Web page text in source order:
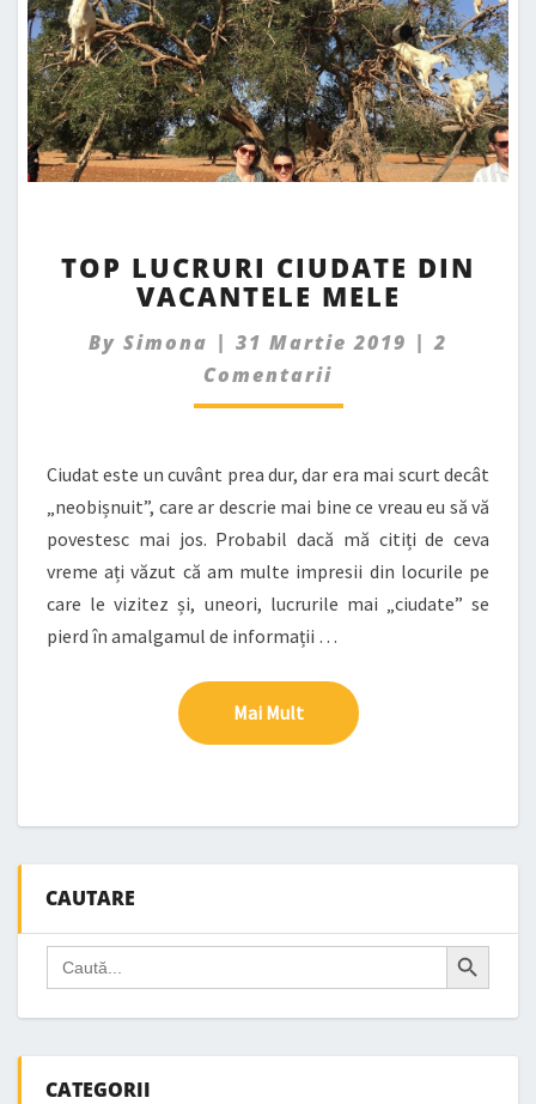
LUCRURI
CIUDATE
VACANTELE
MELE
TOP LUCRURI CIUDATE DIN
VACANTELE MELE
By Simona | 31 Martie 2019 |2
Comentarii
Ciudat este un cuvânt prea dur, dar era mai scurt decât
„neobișnuit”, care ar descrie mai bine ce vreau eu să vă
povestesc mai jos. Probabil dacă mă citiți de ceva
vreme ați văzut că am multe impresii din locurile pe
care le vizitez și, uneori, lucrurile mai „ciudate” se
pierd în amalgamul de informații …
Mai MultMai Mult
CAUTARE
Search
for:
Search Button
CATEGORII